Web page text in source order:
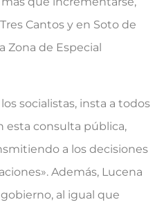
Cantos y en Soto de
Zona de Especial
socialistas, insta a todos
esta consulta pública,
a los decisiones
Además, Lucena
al igual que